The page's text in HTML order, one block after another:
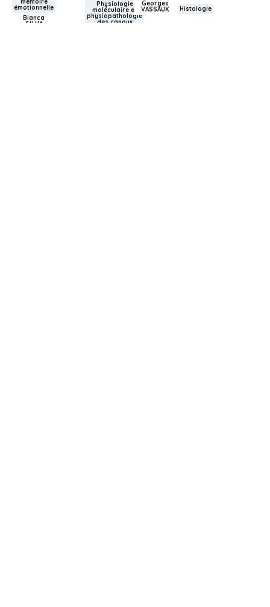
émotionnelle
Bianca
SILVA
Physiologie
moléculaire et
physiopathologie
des canaux
Georges
VASSAUX Histologie